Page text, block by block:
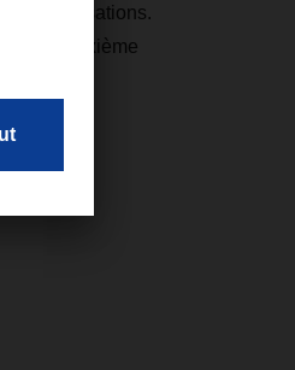
autorisations.
La deuxième